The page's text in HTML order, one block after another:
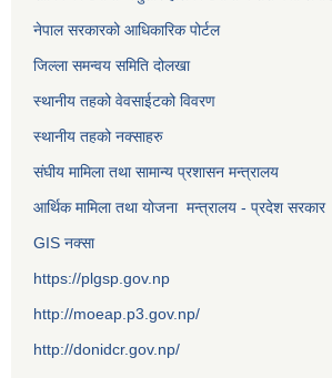
नेपाल सरकारको आधिकारिक पोर्टल
जिल्ला समन्वय समिति दोलखा
स्थानीय तहको वेवसाईटको विवरण
स्थानीय तहको नक्साहरु
संघीय मामिला तथा सामान्य प्रशासन मन्त्रालय
आर्थिक मामिला तथा योजना मन्त्रालय - प्रदेश सरकार
GIS नक्सा
https://plgsp.gov.np
http://moeap.p3.gov.np/
http://donidcr.gov.np/